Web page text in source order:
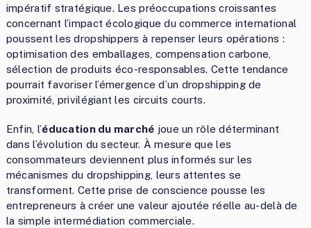
impératif stratégique. Les préoccupations croissantes
concernant l’impact écologique du commerce international
poussent les dropshippers à repenser leurs opérations :
optimisation des emballages, compensation carbone,
sélection de produits éco-responsables. Cette tendance
pourrait favoriser l’émergence d’un dropshipping de
proximité, privilégiant les circuits courts.
Enfin, l’éducation du marché joue un rôle déterminant
dans l’évolution du secteur. À mesure que les
consommateurs deviennent plus informés sur les
mécanismes du dropshipping, leurs attentes se
transforment. Cette prise de conscience pousse les
entrepreneurs à créer une valeur ajoutée réelle au-delà de
la simple intermédiation commerciale.